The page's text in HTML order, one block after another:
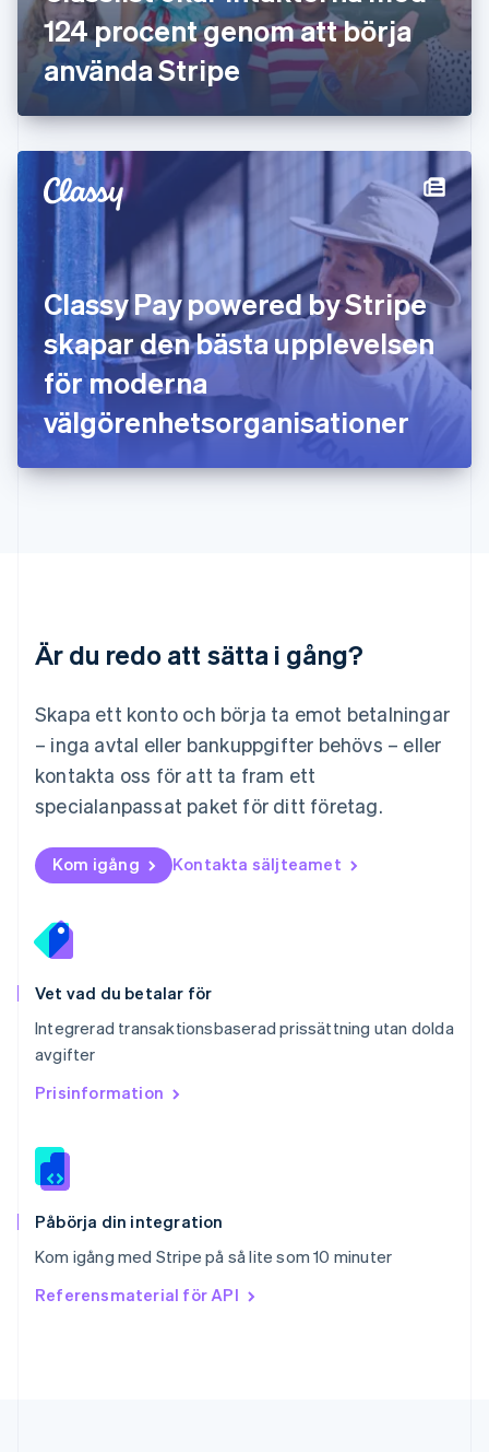
124 procent genom att börja
använda Stripe
Classy Pay powered by Stripe
skapar den bästa upplevelsen
för moderna
välgörenhetsorganisationer
Är du redo att sätta i gång?
Skapa ett konto och börja ta emot betalningar
– inga avtal eller bankuppgifter behövs – eller
kontakta oss för att ta fram ett
specialanpassat paket för ditt företag.
Kom igång Kontakta säljteamet
Vet vad du betalar för
Integrerad transaktionsbaserad prissättning utan dolda
avgifter
Prisinformation
Påbörja din integration
Kom igång med Stripe på så lite som 10 minuter
Referensmaterial för API
English
Hongkong SAR, Kina
English简体中文
Indien
Irland
English
Italien
ItalianoEnglish
Japan
English
Kanada
EnglishFrançais
Kroatien
English Italiano
Lettland
English
Liechtenstein
Deutsch English
Litauen
Luxemburg
Nederländerna
Norge
English
Nya Zeeland
English
English
Português English
Rumänien
Schweiz
Deutsch
English简体中文
English
Slovenien
English Italiano
Storbritannien
Sverige
SvenskaEnglish
ไทยEnglish
English